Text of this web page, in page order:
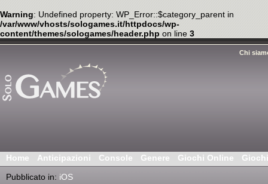
Warning: Undefined property: WP_Error::$category_parent in
/var/www/vhosts/sologames.it/httpdocs/wp-
content/themes/sologames/header.php on line 3
Chi
Home Anticipazioni Console Genere Giochi Online
Pubblicato in: iOS